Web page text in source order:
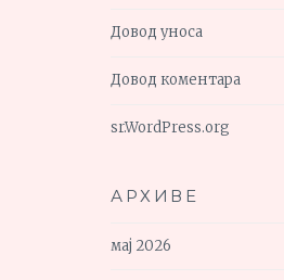
Довод уноса
Довод коментара
sr.WordPress.org
АРХИВЕ
мај 2026